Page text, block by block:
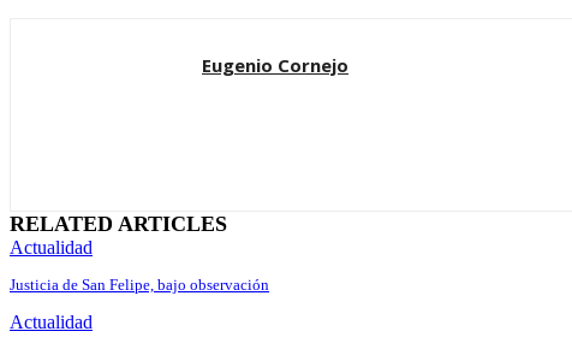
Eugenio Cornejo
RELATED ARTICLES
Actualidad
Justicia de San Felipe, bajo observación
Actualidad